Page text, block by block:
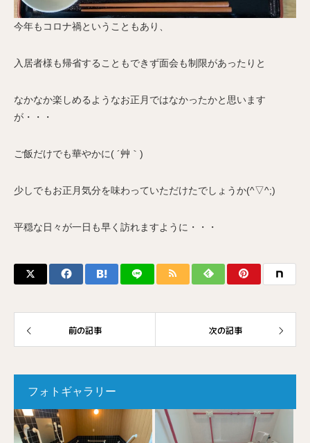
今年もコロナ禍ということもあり、
入居者様も帰省することもできず面会も制限があったりと
なかなか楽しめるようなお正月ではなかったかと思います
が・・・
ご飯だけでも華やかに( ´艸｀)
少しでもお正月気分を味わっていただけたでしょうか(^▽^;)
平穏な日々が一日も早く訪れますように・・・
前の記事 次の記事
フォトギャラリー